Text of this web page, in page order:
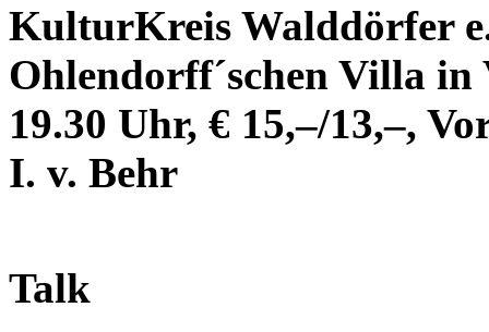
KulturKreis Walddörfer
Ohlendorff´schen Villa
19.30 Uhr, € 15,–/13,–,
I. v. Behr
Talk